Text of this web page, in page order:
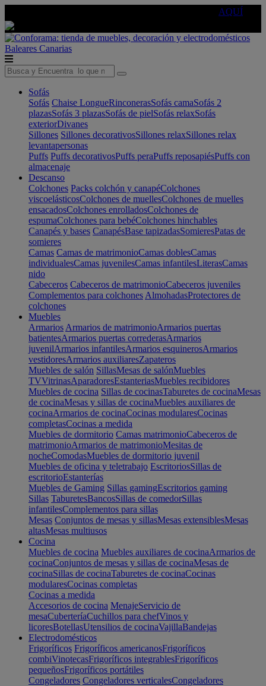
AQUÍ
Baleares Canarias
Sofás
Sofás Chaise LongueRinconerasSofás camaSofás 2
plazasSofás 3 plazasSofás de pielSofás relaxSofás
exteriorDivanes
Sillones Sillones decorativosSillones relaxSillones relax
levantapersonas
Puffs Puffs decorativosPuffs peraPuffs reposapiésPuffs con
almacenaje
Descanso
Colchones Packs colchón y canapéColchones
viscoelásticosColchones de muellesColchones de muelles
ensacadosColchones enrolladosColchones de
espumaColchones para bebéColchones hinchables
Canapés y bases CanapésBase tapizadasSomieresPatas de
somieres
Camas Camas de matrimonioCamas doblesCamas
individualesCamas juvenilesCamas infantilesLiterasCamas
nido
Cabeceros Cabeceros de matrimonioCabeceros juveniles
Complementos para colchones AlmohadasProtectores de
colchones
Muebles
Armarios Armarios de matrimonioArmarios puertas
batientesArmarios puertas correderasArmarios
juvenilArmarios infantilesArmarios esquinerosArmarios
vestidoresArmarios auxiliaresZapateros
Muebles de salón SillasMesas de salónMuebles
TVVitrinasAparadoresEstanteriasMuebles recibidores
Muebles de cocina Sillas de cocinasTaburetes de cocinaMesas
de cocinaMesas y sillas de cocinaMuebles auxiliares de
cocinaArmarios de cocinaCocinas modularesCocinas
completasCocinas a medida
Muebles de dormitorio Camas matrimonioCabeceros de
matrimonioArmarios de matrimonioMesitas de
nocheComodasMuebles de dormitorio juvenil
Muebles de oficina y teletrabajo EscritoriosSillas de
escritorioEstanterías
Muebles de Gaming Sillas gamingEscritorios gaming
Sillas TaburetesBancosSillas de comedorSillas
infantilesComplementos para sillas
Mesas Conjuntos de mesas y sillasMesas extensiblesMesas
altasMesas multiusos
Cocina
Muebles de cocina Muebles auxiliares de cocinaArmarios de
cocinaConjuntos de mesas y sillas de cocinaMesas de
cocinaSillas de cocinaTaburetes de cocinaCocinas
modularesCocinas completas
Cocinas a medida
Accesorios de cocina MenajeServicio de
mesaCuberteríaCuchillos para chefVinos y
licoresBotellasUtensilios de cocinaVajillaBandejas
Electrodomésticos
Frigoríficos Frigoríficos americanosFrigoríficos
combiVinotecasFrigoríficos integrablesFrigoríficos
pequeñosFrigoríficos portátiles
Congeladores Congeladores verticalesCongeladores